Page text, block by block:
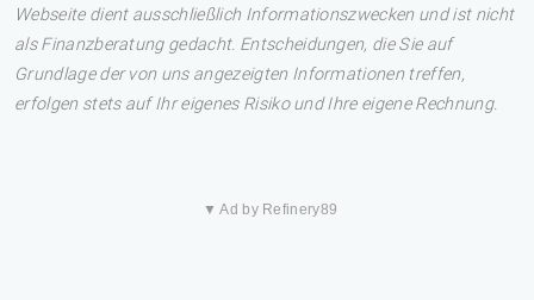
Webseite dient ausschließlich Informationszwecken und ist nicht
als Finanzberatung gedacht. Entscheidungen, die Sie auf
Grundlage der von uns angezeigten Informationen treffen,
erfolgen stets auf Ihr eigenes Risiko und Ihre eigene Rechnung.
▼ Ad by Refinery89